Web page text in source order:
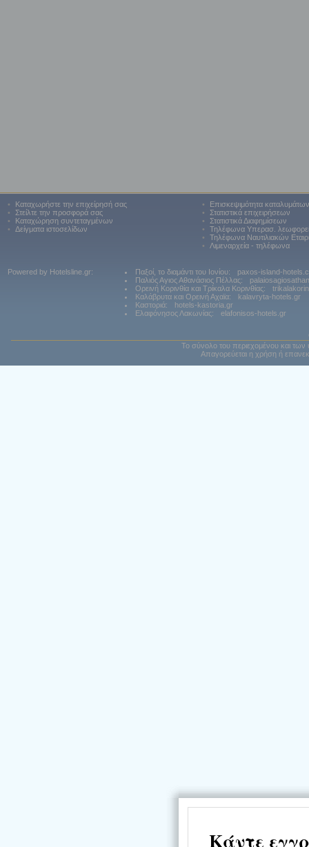
•
Καταχωρήστε την επιχείρησή σας
•
Στείλτε την προσφορά σας
•
Καταχώρηση συντεταγμένων
•
Δείγματα ιστοσελίδων
•
Επισκεψιμότητα καταλυμάτων
•
Στατιστικά επιχειρήσεων
•
Στατιστικά Διαφημίσεων
•
Τηλέφωνα Υπερασ.
•
Τηλέφωνα Ναυτιλιακών
•
Λιμεναρχεία - τηλέφωνα
Powered by Hotelsline.gr: Παξοί, το διαμάντι του Ιονίου:
paxos-island-
Παλιός Αγιος Αθανάσιος Πέλλας:
Ορεινή Κορινθία και Τρίκαλα Κορινθίας:
Καλάβρυτα και Ορεινή Αχαϊα:
kalavryta-hotels.gr
Καστοριά:
hotels-kastoria.gr
Ελαφόνησος Λακωνίας:
elafonisos-hotels.gr
Το σύνολο του περιεχομένου και των
Απαγορεύεται η χρήση ή